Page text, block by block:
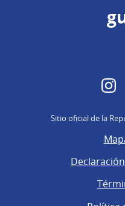
Sitio oficial de la